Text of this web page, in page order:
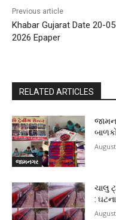
Previous article
Khabar Gujarat Date 20-
2026 Epaper
RELATED ARTICLES
જામનગર
ચાલુ
: